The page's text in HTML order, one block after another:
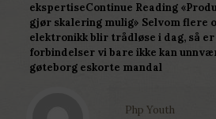
ekspertiseContinue Reading
gjør skalering mulig» Selvom flere
elektronikk blir trådløse i dag, så
forbindelser vi bare ikke kan
gøteborg eskorte mandal
Php Youth